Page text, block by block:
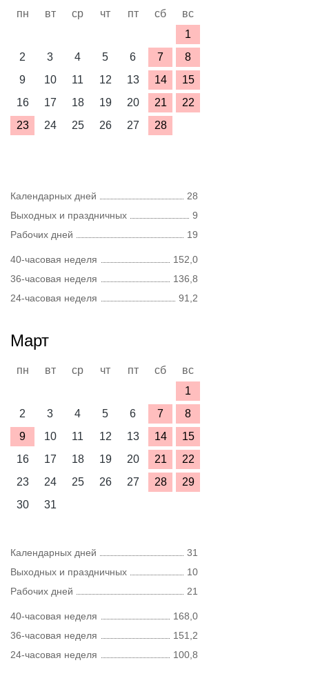
пн вт ср чт пт сб
вс
1
2
3 4 5 6 7
8
9
10 11 12 13 14
15
16
17 18 19 20 21
22
23
24 25 26 27 28
Календарных дней
28
Выходных и праздничных
9
Рабочих дней
19
40-часовая неделя
152,0
36-часовая неделя
136,8
24-часовая неделя
91,2
Март
пн вт ср чт пт сб
вс
1
2
3 4 5 6 7
8
9
10 11 12 13 14
15
16
17 18 19 20 21
22
23
24 25 26 27 28
29
30
31
Календарных дней
31
Выходных и праздничных
10
Рабочих дней
21
40-часовая неделя
168,0
36-часовая неделя
151,2
24-часовая неделя
100,8